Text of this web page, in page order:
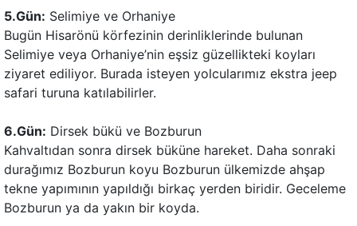
5.Gün: Selimiye ve Orhaniye
Bugün Hisarönü körfezinin derinliklerinde bulunan
Selimiye veya Orhaniye’nin eşsiz güzellikteki koyları
ziyaret ediliyor. Burada isteyen yolcularımız ekstra jeep
safari turuna katılabilirler.
6.Gün: Dirsek bükü ve Bozburun
Kahvaltıdan sonra dirsek büküne hareket. Daha sonraki
durağımız Bozburun koyu Bozburun ülkemizde ahşap
tekne yapımının yapıldığı birkaç yerden biridir. Geceleme
Bozburun ya da yakın bir koyda.